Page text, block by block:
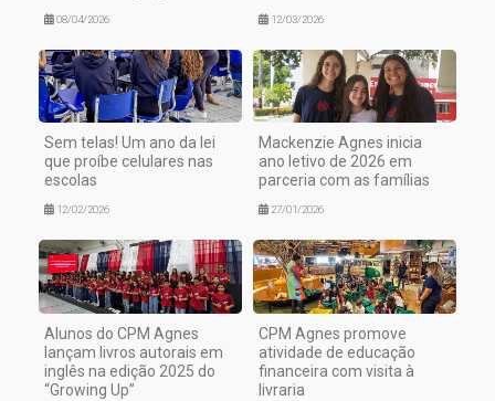
08/04/2026 12/03/2026
Sem telas! Um ano da lei
que proíbe celulares nas
escolas
12/02/2026
Mackenzie Agnes inicia
ano letivo de 2026 em
parceria com as famílias
27/01/2026
Alunos do CPM Agnes
lançam livros autorais em
inglês na edição 2025 do
“Growing Up”
CPM Agnes promove
atividade de educação
financeira com visita à
livraria